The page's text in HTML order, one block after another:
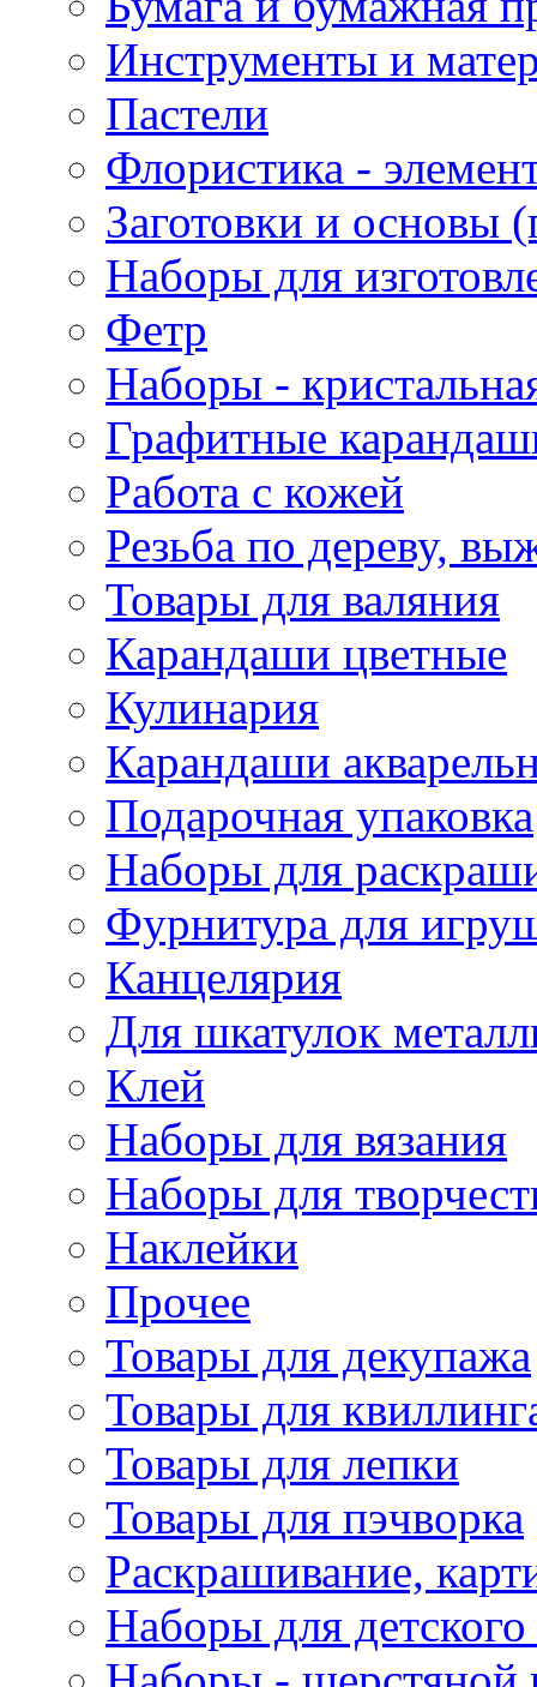
Инструменты и
Пастели
Флористика -
Заготовки и основы
Наборы для
Фетр
Наборы -
Графитные
Работа с кожей
Резьба по дереву,
Товары для валяния
Карандаши цветные
Кулинария
Карандаши
Подарочная упаковка
Наборы для
Фурнитура для
Канцелярия
Для шкатулок
Клей
Наборы для вязания
Наборы для
Наклейки
Прочее
Товары для декупажа
Товары для
Товары для лепки
Товары для пэчворка
Раскрашивание,
Наборы для